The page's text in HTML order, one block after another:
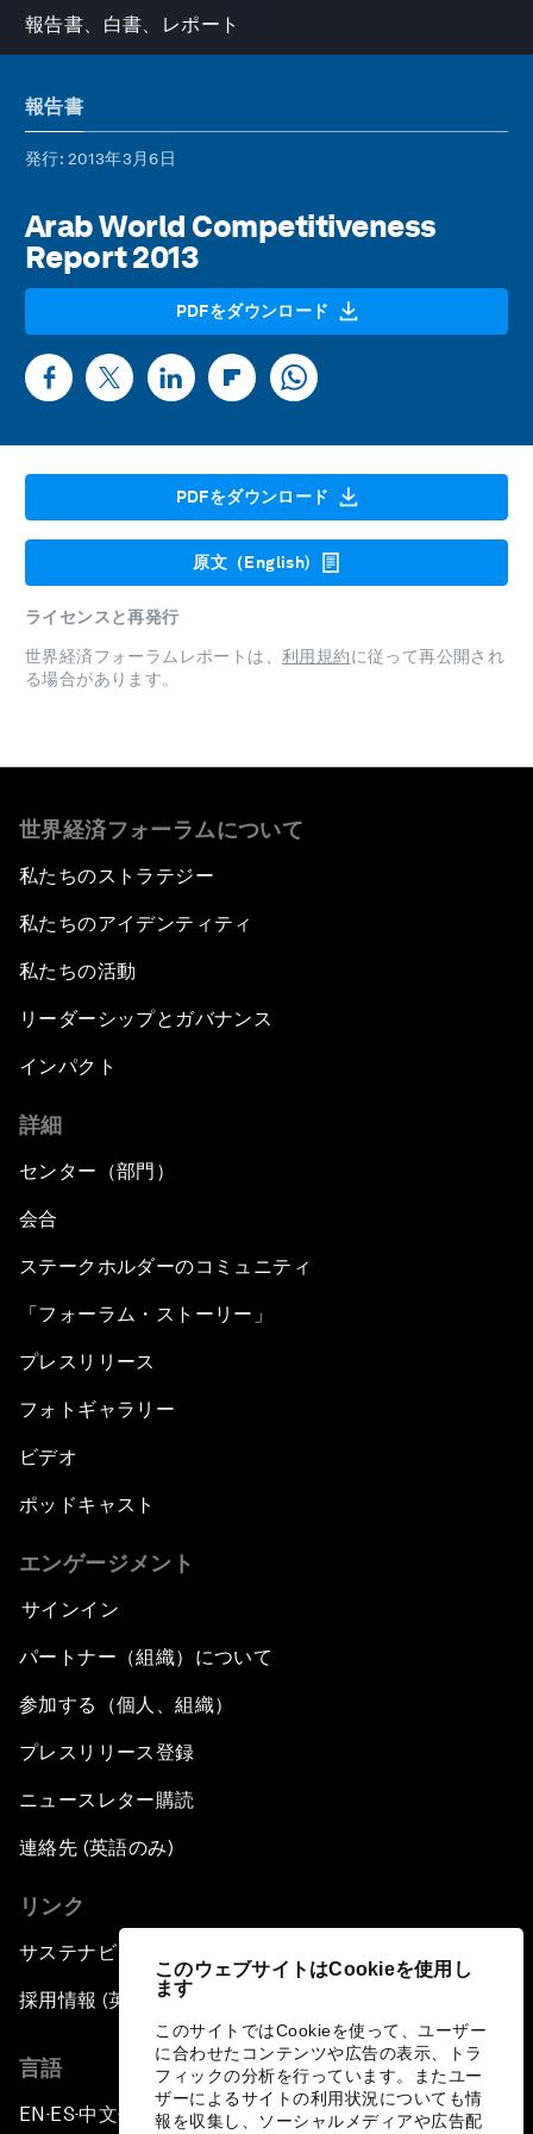
このウェブサイトはCookieを使用し
ます
このサイトではCookieを使って、ユーザー
に合わせたコンテンツや広告の表示、トラ
フィックの分析を行っています。またユー
ザーによるサイトの利用状況についても情
報を収集し、ソーシャルメディアや広告配
報告書、白書、レポート
報告書
発行: 2013年3月6日
Arab World Competitiveness
Report 2013
PDFをダウンロード
PDFをダウンロード
原文（English)
ライセンスと再発行
世界経済フォーラムレポートは、 利用規約に従って再公開され
る場合があります。
世界経済フォーラムについて
私たちのストラテジー
私たちのアイデンティティ
私たちの活動
リーダーシップとガバナンス
インパクト
詳細
センター（部門）
会合
ステークホルダーのコミュニティ
「フォーラム・ストーリー」
プレスリリース
フォトギャラリー
ビデオ
ポッドキャスト
エンゲージメント
サインイン
パートナー（組織）について
参加する（個人、組織）
プレスリリース登録
ニュースレター購読
連絡先 (英語のみ)
リンク
サステナビリティへの取り組み
採用情報 (英語のみ)
言語
EN ▪ ES▪中文▪ 日本語